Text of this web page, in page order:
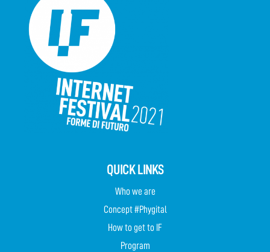
QUICK LINKS
Who we are
Concept #Phygital
How to get to IF
Program